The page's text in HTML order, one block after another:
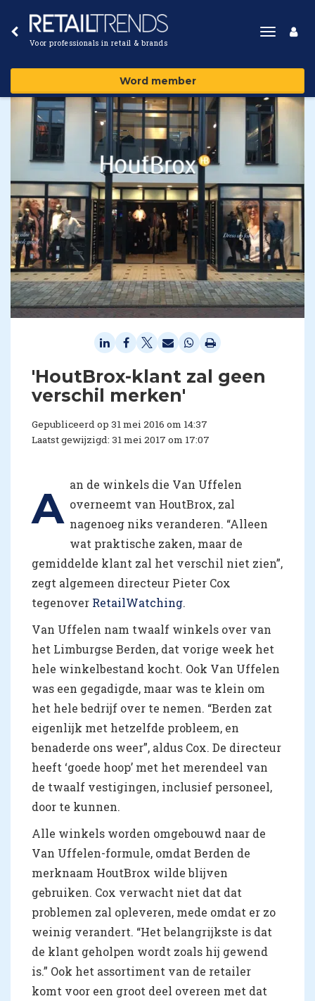
Voor professionals in retail & brands
Toggle
Word member
'HoutBrox-klant zal geen
verschil merken'
Gepubliceerd op 31 mei 2016 om 14:37
Laatst gewijzigd: 31 mei 2017 om 17:07
A an de winkels die Van Uffelen
overneemt van HoutBrox, zal
nagenoeg niks veranderen. “Alleen
wat praktische zaken, maar de
gemiddelde klant zal het verschil niet zien”,
zegt algemeen directeur Pieter Cox
tegenover RetailWatching.
Van Uffelen nam twaalf winkels over van
het Limburgse Berden, dat vorige week het
hele winkelbestand kocht. Ook Van Uffelen
was een gegadigde, maar was te klein om
het hele bedrijf over te nemen. “Berden zat
eigenlijk met hetzelfde probleem, en
benaderde ons weer”, aldus Cox. De directeur
heeft ‘goede hoop’ met het merendeel van
de twaalf vestigingen, inclusief personeel,
door te kunnen.
Alle winkels worden omgebouwd naar de
Van Uffelen-formule, omdat Berden de
merknaam HoutBrox wilde blijven
gebruiken. Cox verwacht niet dat dat
problemen zal opleveren, mede omdat er zo
weinig verandert. “Het belangrijkste is dat
de klant geholpen wordt zoals hij gewend
is.” Ook het assortiment van de retailer
komt voor een groot deel overeen met dat